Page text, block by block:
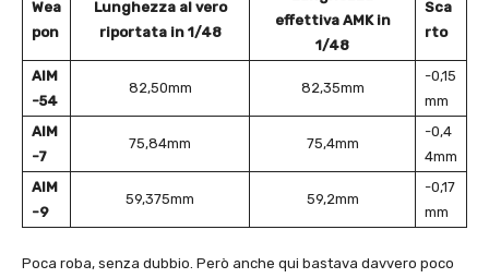
Wea
pon
Lunghezza al vero
riportata in 1/48
effettiva AMK in
1/48
Sca
rto
AIM
-54
82,50mm 82,35mm
-0,15
mm
AIM
-7
75,84mm 75,4mm
-0,4
4mm
AIM
-9
59,375mm 59,2mm
-0,17
mm
Poca roba, senza dubbio. Però anche qui bastava davvero poco